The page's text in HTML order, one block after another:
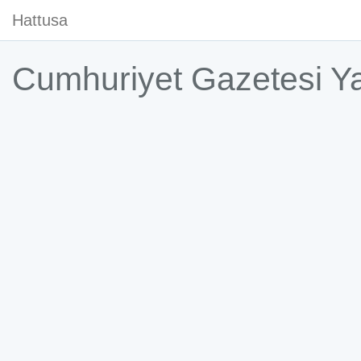
Hattusa
Cumhuriyet Gazetesi